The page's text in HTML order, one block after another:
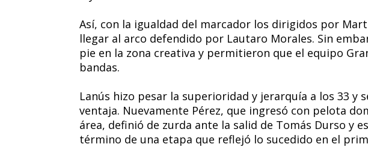
Así, con la igualdad del marcador los dirigidos por
llegar al arco defendido por Lautaro Morales. Sin
pie en la zona creativa y permitieron que el equipo
bandas.
Lanús hizo pesar la superioridad y jerarquía a los 33 y
ventaja. Nuevamente Pérez, que ingresó con pelota
área, definió de zurda ante la salid de Tomás Durso y
término de una etapa que reflejó lo sucedido en el